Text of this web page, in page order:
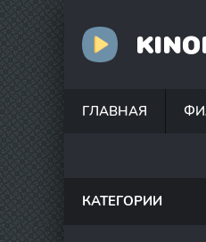
ГЛАВНАЯ
КАТЕГОРИИ